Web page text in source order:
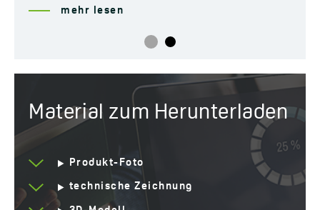
mehr lesen
Material zum Herunterladen
Produkt-Foto
technische Zeichnung